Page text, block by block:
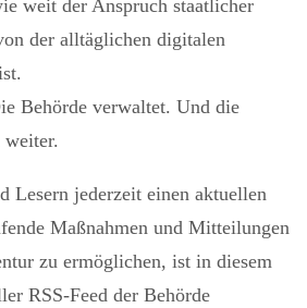
weit der Anspruch staatlicher
der alltäglichen digitalen
Behörde verwaltet. Und die
Lesern jederzeit einen aktuellen
Maßnahmen und Mitteilungen
zu ermöglichen, ist in diesem
RSS-Feed der Behörde